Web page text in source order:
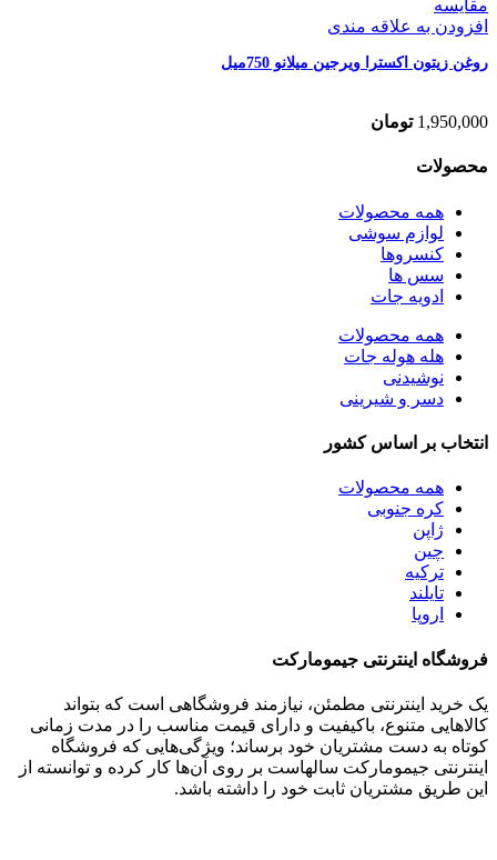
مقایسه
افزودن به علاقه مندی
روغن زیتون اکسترا ویرجین میلانو 750میل
1,950,000 تومان
محصولات
همه محصولات
لوازم سوشی
کنسروها
سس ها
ادویه جات
همه محصولات
هله هوله جات
نوشیدنی
دسر و شیرینی
انتخاب بر اساس کشور
همه محصولات
کره جنوبی
ژاپن
چین
ترکیه
تایلند
اروپا
فروشگاه اینترنتی جیمومارکت
یک خرید اینترنتی مطمئن، نیازمند فروشگاهی است که بتواند
کالاهایی متنوع، باکیفیت و دارای قیمت مناسب را در مدت زمانی
کوتاه به دست مشتریان خود برساند؛ ویژگی‌هایی که فروشگاه
اینترنتی جیمومارکت سالهاست بر روی آن‌ها کار کرده و توانسته از
این طریق مشتریان ثابت خود را داشته باشد.